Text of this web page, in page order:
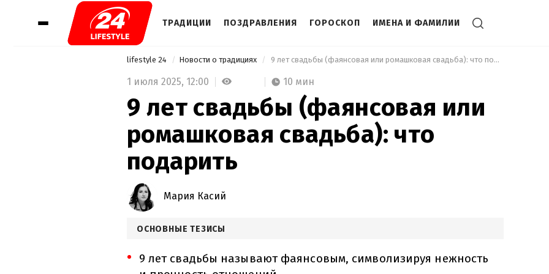
ТРАДИЦИИ ПОЗДРАВЛЕНИЯ ГОРОСКОП ИМЕНА И ФАМИЛИИ
lifestyle 24 Новости о традициях 9 лет свадьбы (фаянсовая или ромашковая свадьба): что подарить
1 июля 2025, 12:00 10 мин
9 лет свадьбы (фаянсовая или
ромашковая свадьба): что
подарить
Мария Касий
ОСНОВНЫЕ ТЕЗИСЫ
9 лет свадьбы называют фаянсовым, символизируя нежность